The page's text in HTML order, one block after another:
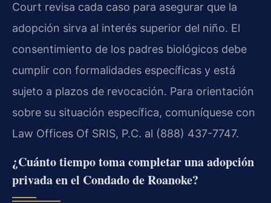
Court revisa cada caso para asegurar que la
adopción sirva al interés superior del niño. El
consentimiento de los padres biológicos debe
cumplir con formalidades específicas y está
sujeto a plazos de revocación. Para orientación
sobre su situación específica, comuníquese con
Law Offices Of SRIS, P.C. al (888) 437-7747.
¿Cuánto tiempo toma completar una adopción
privada en el Condado de Roanoke?